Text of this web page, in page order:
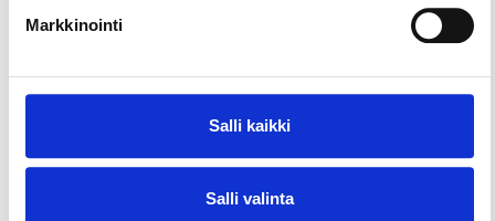
Markkinointi
Salli kaikki
Salli valinta